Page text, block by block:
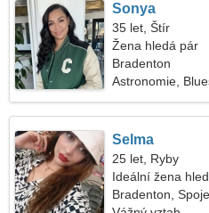
Sonya
35 let, Štír
Žena hledá pár
Bradenton
Astronomie,
Selma
25 let, Ryby
Ideální žena
Bradenton,